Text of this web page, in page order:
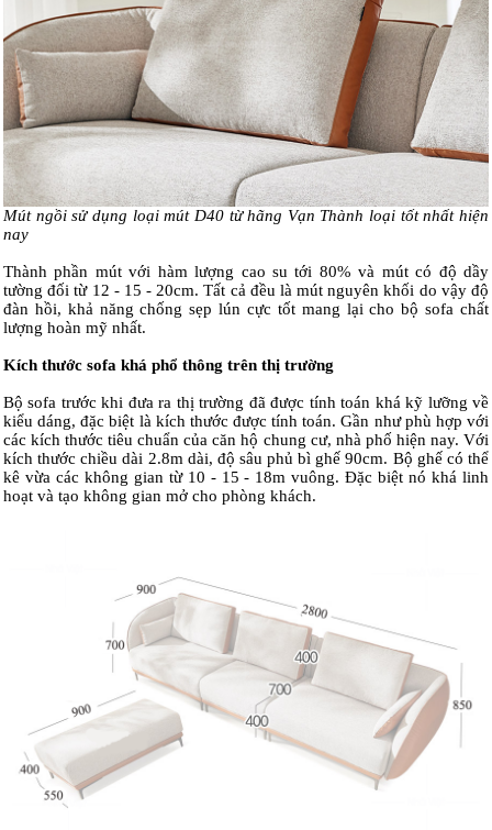
Mút ngồi sử dụng loại mút D40 từ hãng Vạn Thành loại tốt nhất hiện
nay
Thành phần mút với hàm lượng cao su tới 80% và mút có độ dầy
tường đối từ 12 - 15 - 20cm. Tất cả đều là mút nguyên khối do vậy độ
đàn hồi, khả năng chống sẹp lún cực tốt mang lại cho bộ sofa chất
lượng hoàn mỹ nhất.
Kích thước sofa khá phổ thông trên thị trường
Bộ sofa trước khi đưa ra thị trường đã được tính toán khá kỹ lưỡng về
kiểu dáng, đặc biệt là kích thước được tính toán. Gần như phù hợp với
các kích thước tiêu chuẩn của căn hộ chung cư, nhà phố hiện nay. Với
kích thước chiều dài 2.8m dài, độ sâu phủ bì ghế 90cm. Bộ ghế có thể
kê vừa các không gian từ 10 - 15 - 18m vuông. Đặc biệt nó khá linh
hoạt và tạo không gian mở cho phòng khách.